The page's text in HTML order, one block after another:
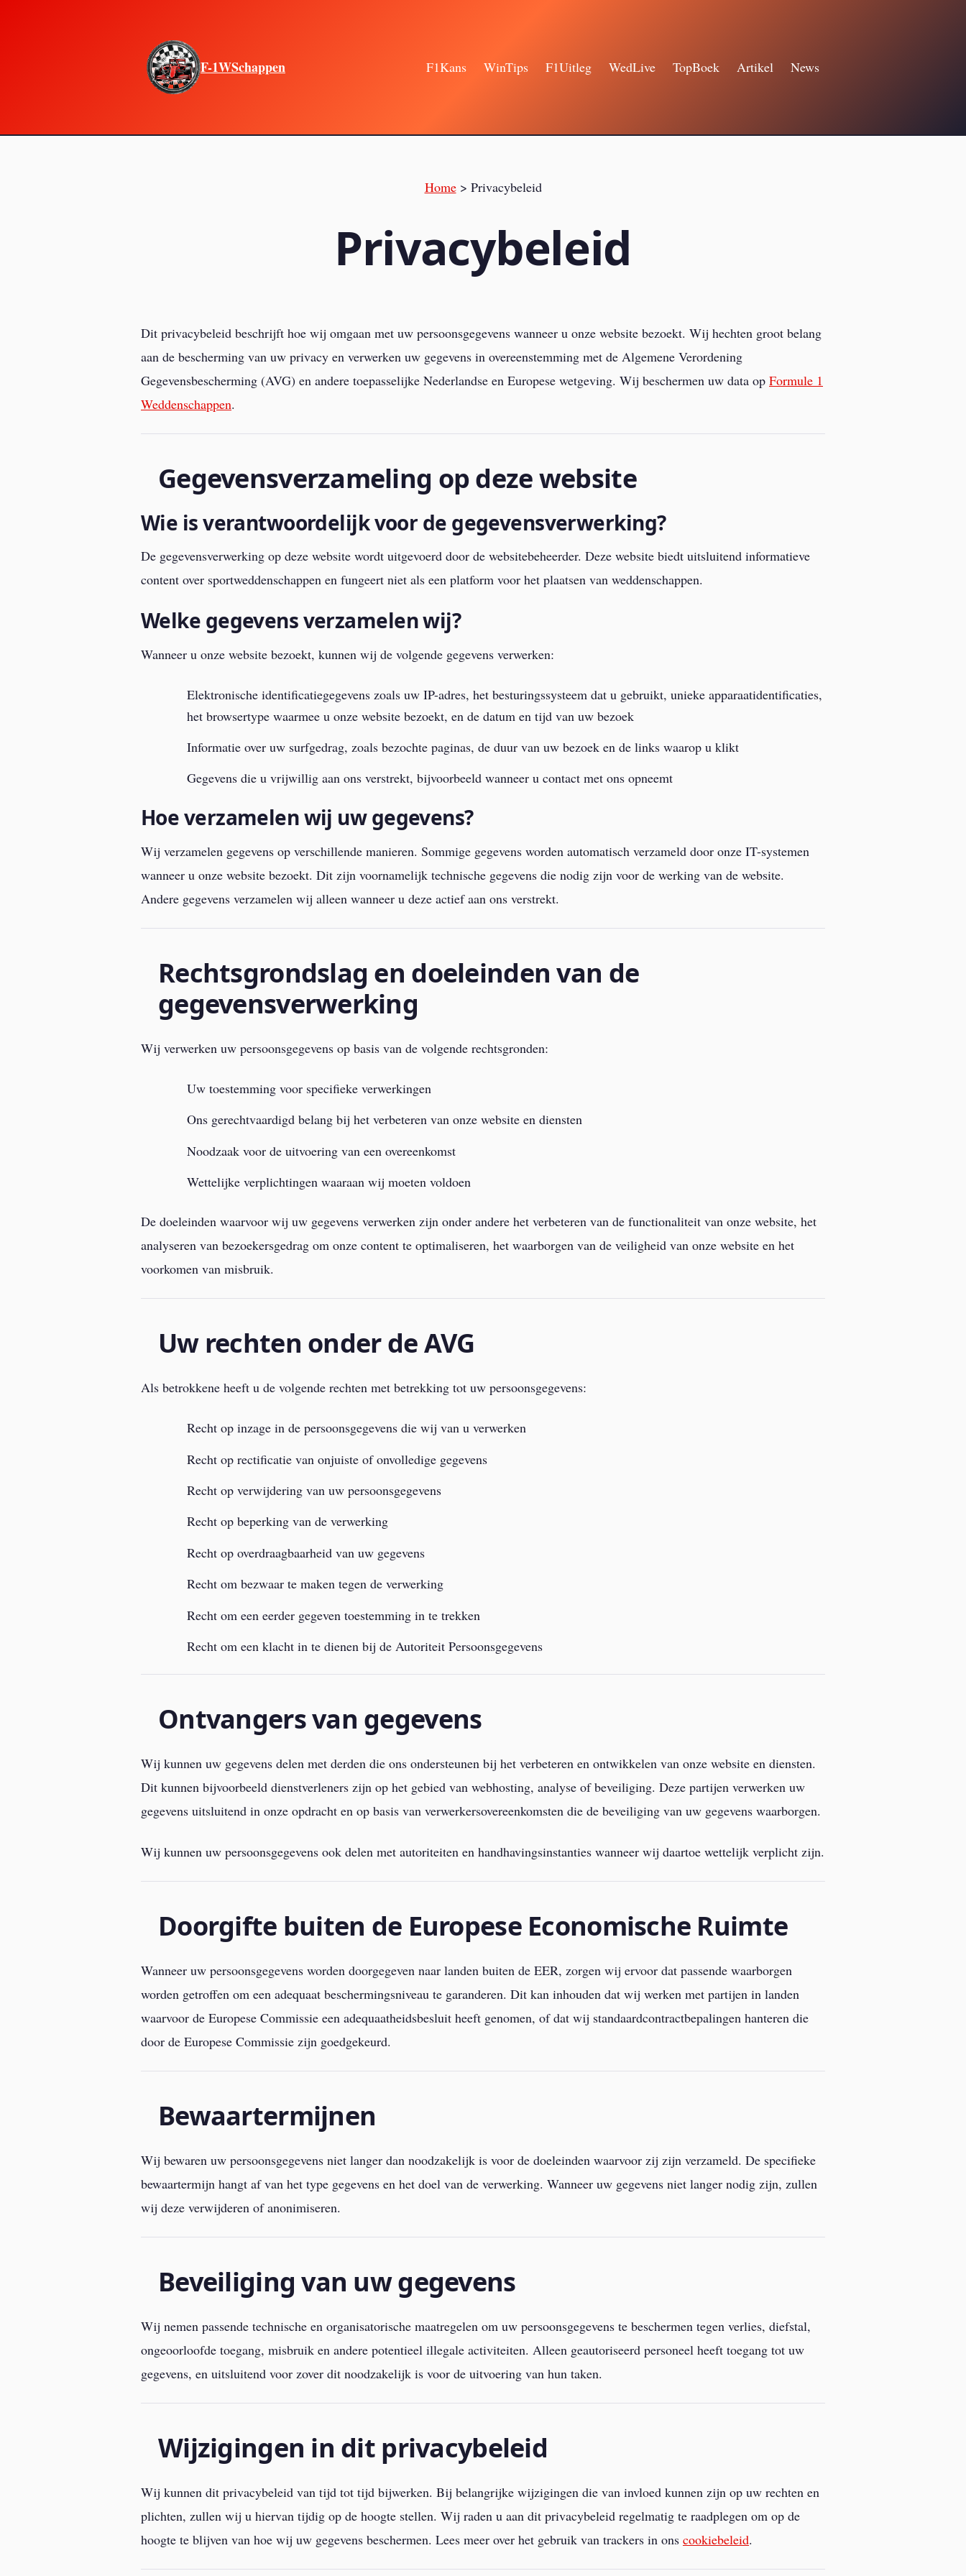
F-1WSchappen F1Kans WinTips F1Uitleg WedLive TopBoek Artikel News
Home > Privacybeleid
Privacybeleid
Dit privacybeleid beschrijft hoe wij omgaan met uw persoonsgegevens wanneer u onze website bezoekt. Wij hechten groot belang
aan de bescherming van uw privacy en verwerken uw gegevens in overeenstemming met de Algemene Verordening
Gegevensbescherming (AVG) en andere toepasselijke Nederlandse en Europese wetgeving. Wij beschermen uw data op Formule 1
Weddenschappen.
Gegevensverzameling op deze website
Wie is verantwoordelijk voor de gegevensverwerking?
De gegevensverwerking op deze website wordt uitgevoerd door de websitebeheerder. Deze website biedt uitsluitend informatieve
content over sportweddenschappen en fungeert niet als een platform voor het plaatsen van weddenschappen.
Welke gegevens verzamelen wij?
Wanneer u onze website bezoekt, kunnen wij de volgende gegevens verwerken:
Elektronische identificatiegegevens zoals uw IP-adres, het besturingssysteem dat u gebruikt, unieke apparaatidentificaties,
het browsertype waarmee u onze website bezoekt, en de datum en tijd van uw bezoek
Informatie over uw surfgedrag, zoals bezochte paginas, de duur van uw bezoek en de links waarop u klikt
Gegevens die u vrijwillig aan ons verstrekt, bijvoorbeeld wanneer u contact met ons opneemt
Hoe verzamelen wij uw gegevens?
Wij verzamelen gegevens op verschillende manieren. Sommige gegevens worden automatisch verzameld door onze IT-systemen
wanneer u onze website bezoekt. Dit zijn voornamelijk technische gegevens die nodig zijn voor de werking van de website.
Andere gegevens verzamelen wij alleen wanneer u deze actief aan ons verstrekt.
Rechtsgrondslag en doeleinden van de
gegevensverwerking
Wij verwerken uw persoonsgegevens op basis van de volgende rechtsgronden:
Uw toestemming voor specifieke verwerkingen
Ons gerechtvaardigd belang bij het verbeteren van onze website en diensten
Noodzaak voor de uitvoering van een overeenkomst
Wettelijke verplichtingen waaraan wij moeten voldoen
De doeleinden waarvoor wij uw gegevens verwerken zijn onder andere het verbeteren van de functionaliteit van onze website, het
analyseren van bezoekersgedrag om onze content te optimaliseren, het waarborgen van de veiligheid van onze website en het
voorkomen van misbruik.
Uw rechten onder de AVG
Als betrokkene heeft u de volgende rechten met betrekking tot uw persoonsgegevens:
Recht op inzage in de persoonsgegevens die wij van u verwerken
Recht op rectificatie van onjuiste of onvolledige gegevens
Recht op verwijdering van uw persoonsgegevens
Recht op beperking van de verwerking
Recht op overdraagbaarheid van uw gegevens
Recht om bezwaar te maken tegen de verwerking
Recht om een eerder gegeven toestemming in te trekken
Recht om een klacht in te dienen bij de Autoriteit Persoonsgegevens
Ontvangers van gegevens
Wij kunnen uw gegevens delen met derden die ons ondersteunen bij het verbeteren en ontwikkelen van onze website en diensten.
Dit kunnen bijvoorbeeld dienstverleners zijn op het gebied van webhosting, analyse of beveiliging. Deze partijen verwerken uw
gegevens uitsluitend in onze opdracht en op basis van verwerkersovereenkomsten die de beveiliging van uw gegevens waarborgen.
Wij kunnen uw persoonsgegevens ook delen met autoriteiten en handhavingsinstanties wanneer wij daartoe wettelijk verplicht zijn.
Doorgifte buiten de Europese Economische Ruimte
Wanneer uw persoonsgegevens worden doorgegeven naar landen buiten de EER, zorgen wij ervoor dat passende waarborgen
worden getroffen om een adequaat beschermingsniveau te garanderen. Dit kan inhouden dat wij werken met partijen in landen
waarvoor de Europese Commissie een adequaatheidsbesluit heeft genomen, of dat wij standaardcontractbepalingen hanteren die
door de Europese Commissie zijn goedgekeurd.
Bewaartermijnen
Wij bewaren uw persoonsgegevens niet langer dan noodzakelijk is voor de doeleinden waarvoor zij zijn verzameld. De specifieke
bewaartermijn hangt af van het type gegevens en het doel van de verwerking. Wanneer uw gegevens niet langer nodig zijn, zullen
wij deze verwijderen of anonimiseren.
Beveiliging van uw gegevens
Wij nemen passende technische en organisatorische maatregelen om uw persoonsgegevens te beschermen tegen verlies, diefstal,
ongeoorloofde toegang, misbruik en andere potentieel illegale activiteiten. Alleen geautoriseerd personeel heeft toegang tot uw
gegevens, en uitsluitend voor zover dit noodzakelijk is voor de uitvoering van hun taken.
Wijzigingen in dit privacybeleid
Wij kunnen dit privacybeleid van tijd tot tijd bijwerken. Bij belangrijke wijzigingen die van invloed kunnen zijn op uw rechten en
plichten, zullen wij u hiervan tijdig op de hoogte stellen. Wij raden u aan dit privacybeleid regelmatig te raadplegen om op de
hoogte te blijven van hoe wij uw gegevens beschermen. Lees meer over het gebruik van trackers in ons cookiebeleid.